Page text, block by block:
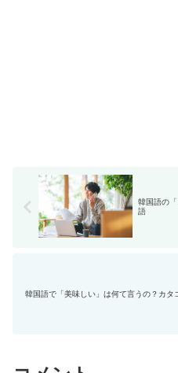
韓国語の
語
韓国語で「美味しい」は何て言うの？カタ